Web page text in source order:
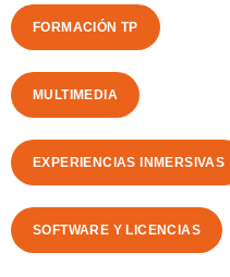
FORMACIÓN TP
MULTIMEDIA
EXPERIENCIAS INMERSIVAS
SOFTWARE Y LICENCIAS